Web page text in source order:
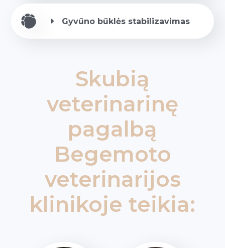
Gyvūno būklės stabilizavimas
Skubią
veterinarinę
pagalbą
Begemoto
veterinarijos
klinikoje teikia: